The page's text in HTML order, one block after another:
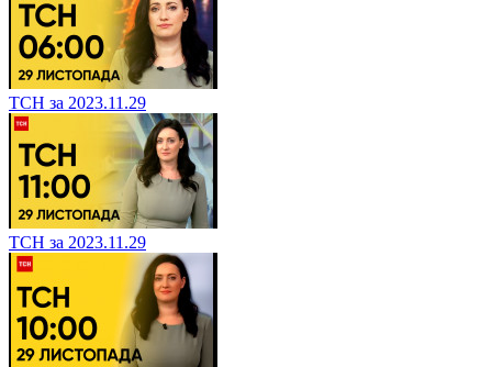
ТСН за 2023.11.29
ТСН за 2023.11.29